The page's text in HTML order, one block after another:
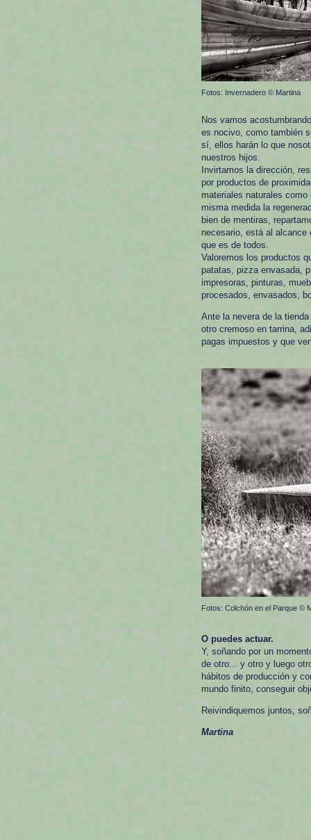
Fotos: Invernadero © Martina
Nos vamos
es nocivo, como también
sí, ellos harán lo que
nuestros hijos.
Invirtamos la dirección,
por productos de
materiales naturales
misma medida la
bien de mentiras,
necesario, está al alcance
que es de todos.
Valoremos los productos
patatas, pizza envasada,
impresoras, pinturas,
procesados, envasados,
Ante la nevera de la
otro cremoso en tarrina,
pagas impuestos y que
Fotos: Colchón en el Parque ©
O puedes actuar.
Y, soñando por un
de otro... y otro y luego
hábitos de producción y
mundo finito, conseguir
Reivindiquemos juntos,
Martina